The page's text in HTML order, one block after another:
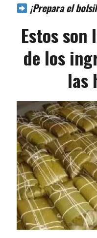
¡Prepara el
Estos son
de los
las